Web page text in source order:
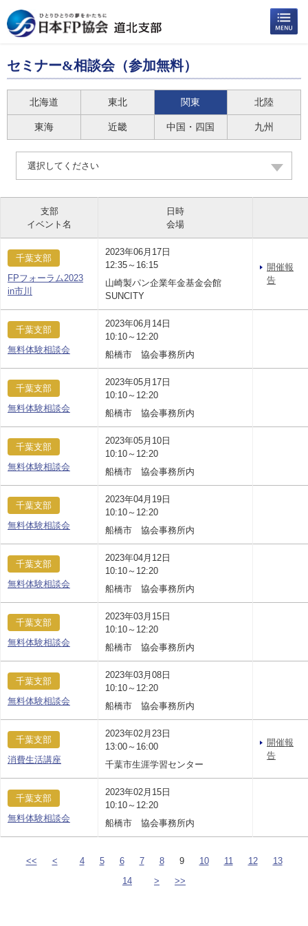
セミナー&相談会（参加無料）
北海道 東北 関東 北陸
東海 近畿 中国・四国 九州
選択してください
支部
イベント名
日時
会場
千葉支部
FPフォーラム2023
in市川
2023年06月17日
12:35～16:15
山崎製パン企業年金基金会館
SUNCITY
開催報
告
千葉支部
無料体験相談会
2023年06月14日
10:10～12:20
船橋市 協会事務所内
千葉支部
無料体験相談会
2023年05月17日
10:10～12:20
船橋市 協会事務所内
千葉支部
無料体験相談会
2023年05月10日
10:10～12:20
船橋市 協会事務所内
千葉支部
無料体験相談会
2023年04月19日
10:10～12:20
船橋市 協会事務所内
千葉支部
無料体験相談会
2023年04月12日
10:10～12:20
船橋市 協会事務所内
千葉支部
無料体験相談会
2023年03月15日
10:10～12:20
船橋市 協会事務所内
千葉支部
無料体験相談会
2023年03月08日
10:10～12:20
船橋市 協会事務所内
千葉支部
消費生活講座
2023年02月23日
13:00～16:00
千葉市生涯学習センター
開催報
告
千葉支部
無料体験相談会
2023年02月15日
10:10～12:20
船橋市 協会事務所内
<< < 4 5 6 7 8 9 10 11 12
13
14
> >>